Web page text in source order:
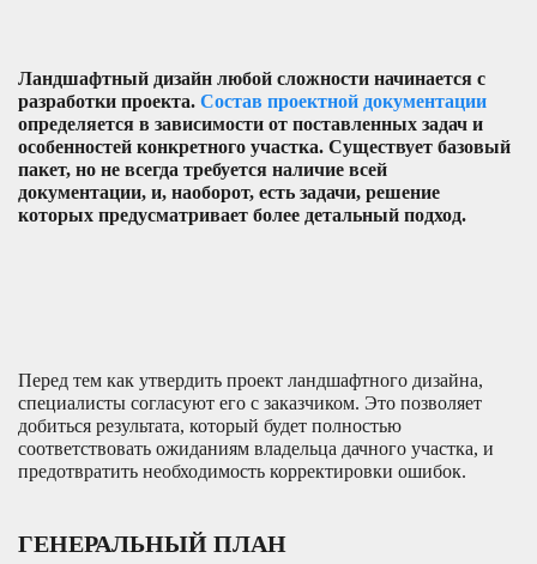
Ландшафтный дизайн любой сложности начинается с
разработки проекта. Состав проектной документации
определяется в зависимости от поставленных задач и
особенностей конкретного участка. Существует базовый
пакет, но не всегда требуется наличие всей
документации, и, наоборот, есть задачи, решение
которых предусматривает более детальный подход.
Перед тем как утвердить проект ландшафтного дизайна,
специалисты согласуют его с заказчиком. Это позволяет
добиться результата, который будет полностью
соответствовать ожиданиям владельца дачного участка, и
предотвратить необходимость корректировки ошибок.
ГЕНЕРАЛЬНЫЙ ПЛАН